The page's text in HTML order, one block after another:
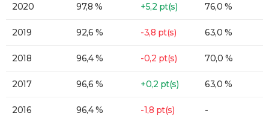
2020 97,8 % +5,2 pt(s) 76,0 %
2019 92,6 % -3,8 pt(s) 63,0 %
2018 96,4 % -0,2 pt(s) 70,0 %
2017 96,6 % +0,2 pt(s) 63,0 %
2016 96,4 % -1,8 pt(s) -